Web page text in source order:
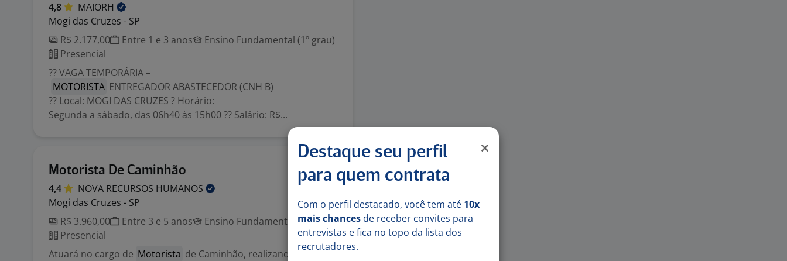
4,8
MAIORH
Mogi das Cruzes - SP
R$ 2.177,00
Entre 1 e 3 anos
Ensino Fundamental (1º grau)
Presencial
?? VAGA TEMPORÁRIA –
MOTORISTA ENTREGADOR ABASTECEDOR (CNH B)
?? Local: MOGI DAS CRUZES ? Horário:
Segunda a sábado, das 06h40 às 15h00 ?? Salário: R$...
Motorista De Caminhão
4,4 NOVA RECURSOS HUMANOS
Mogi das Cruzes - SP
R$ 3.960,00
Entre 3 e 5 anos
Ensino Fundamental (1º grau)
Presencial
Atuará no cargo de Motorista de Caminhão, realizando todas as
Destaque seu perfil
para quem contrata
Com o perfil destacado, você tem até 10x
mais chances de receber convites para
entrevistas e fica no topo da lista dos
recrutadores.